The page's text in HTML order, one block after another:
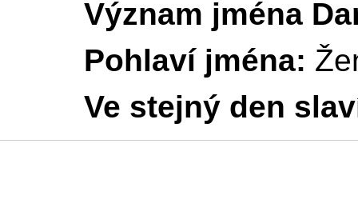
Význam jména
Pohlaví jména:
Ve stejný den